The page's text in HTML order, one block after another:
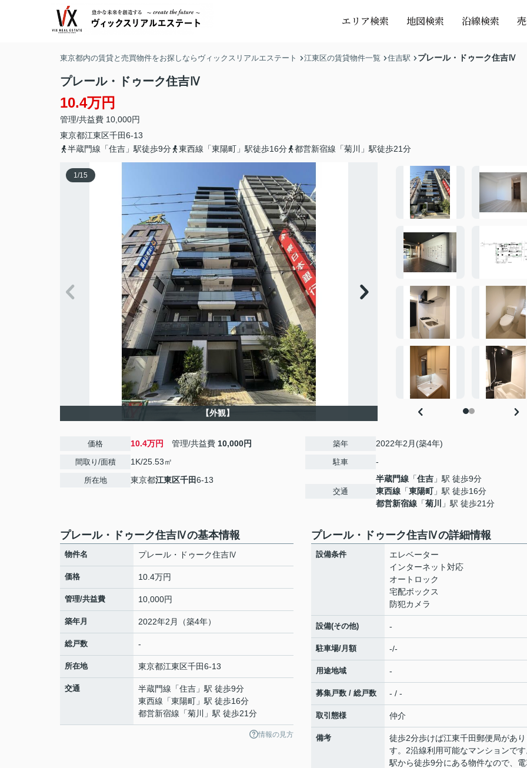
エリア検索 地図検索 沿線検索
東京都内の賃貸と売買物件をお探しならヴィックスリアルエステート 江東区の賃貸物件一覧 住吉駅 プレール・ドゥーク住吉Ⅳ
プレール・ドゥーク住吉Ⅳ
10.4万円
管理/共益費 10,000円
東京都江東区千田6-13
半蔵門線「住吉」駅徒歩9分
東西線「東陽町」駅徒歩16分 都営新宿線「菊川」駅徒歩21分
1/15
【外観】
価格 10.4万円 管理/共益費 10,000円
間取り/面積 1K/25.53㎡
所在地 東京都江東区千田6-13
築年 2022年2月(築4年)
駐車 -
交通
半蔵門線 「住吉 」駅 徒歩9分
東西線 「東陽町」駅 徒歩16分
都営新宿線 「菊川 」駅 徒歩21分
プレール・ドゥーク住吉Ⅳの基本情報
物件名 プレール・ドゥーク住吉Ⅳ
価格 10.4万円
管理/共益費 10,000円
築年月 2022年2月（築4年）
総戸数 -
所在地 東京都江東区千田6-13
交通 半蔵門線 「住吉 」駅 徒歩9分
東西線 「東陽町 」駅 徒歩16分
都営新宿線 「菊川 」駅 徒歩21分
情報の見方
プレール・ドゥーク住吉Ⅳの詳細情報
設備条件
エレベーター
インターネット対応
オートロック
宅配ボックス
防犯カメラ
設備(その他) -
駐車場/月額 -/-
用途地域 -
募集戸数 / 総戸数 - / -
取引態様 仲介
備考
徒歩2分歩けば江東千田郵便局があり
す。2沿線利用可能なマンションです
駅から徒歩9分にある物件なので、